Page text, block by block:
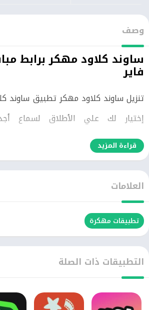
وصف
ساوند كلاود مهكر برابط
فاير
تنزيل ساوند كلاود مهكر تطبيق ساوند
إختيار لك علي الأطلاق لسماع
والموسيقى الموجودة علي الساحه
باقه من ألمع نجوم الفن علي
الأغاني والموسيقى فعليك تحميل ساوند
أفضل التطبيقات التي تعطيك مميزات
الأخري يوجد جميع الأغاني داخل
المهرجانات وأغاني الراب وأغاني
الأخري.
بقضاء وقت أفضل ومميز. كما أن تنزيل
قراءة المزيد
العلامات
تطبيقات مهكرة
التطبيقات ذات الصلة